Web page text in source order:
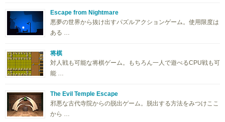
Escape from Nightmare
悪夢の世界から抜け出すパズルアクションゲーム。使用限度は
ある …
将棋
対人戦も可能な将棋ゲーム。もちろん一人で遊べるCPU戦も可
能 …
The Evil Temple Escape
邪悪な古代寺院からの脱出ゲーム。脱出する方法をみつけここ
から …